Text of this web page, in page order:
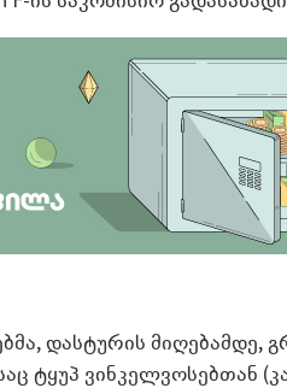
დასტურის მიღებამდე,
ტყუპ ვინკელვოსებთან